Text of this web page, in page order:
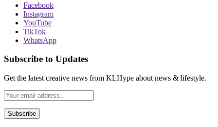
Facebook
Instagram
YouTube
TikTok
WhatsApp
Subscribe to Updates
Get the latest creative news from KLHype about news & lifestyle.